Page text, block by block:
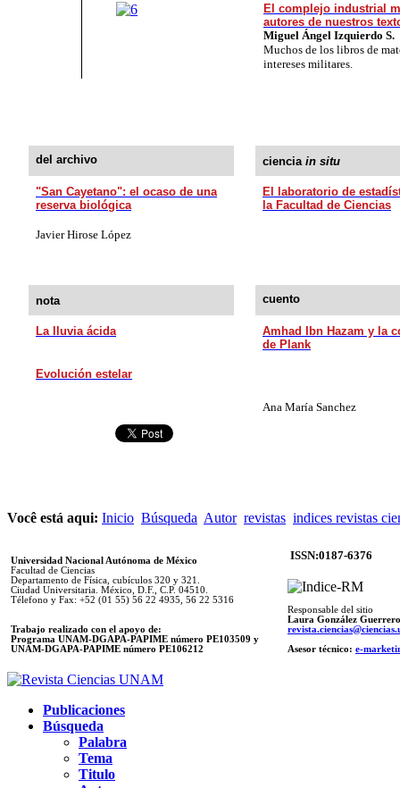
El complejo industrial
autores de nuestros
Miguel Ángel Izquierdo S.
Muchos de los libros de
intereses militares.
del archivo ciencia in situ
"San Cayetano": el ocaso de una
reserva biológica
El laboratorio de
la Facultad de Ciencias
Javier Hirose López
nota cuento
La lluvia ácida
Amhad Ibn Hazam y la
de Plank
Evolución estelar
Ana María Sanchez
Você está aqui: Inicio Búsqueda Autor revistas indices revistas
Universidad Nacional Autónoma de México
Facultad de Ciencias
Departamento de Física, cubículos 320 y 321.
Ciudad Universitaria. México, D.F., C.P. 04510.
Télefono y Fax: +52 (01 55) 56 22 4935, 56 22 5316
Trabajo realizado con el apoyo de:
Programa UNAM-DGAPA-PAPIME número PE103509 y
UNAM-DGAPA-PAPIME número PE106212
ISSN:0187-6376
Responsable del sitio
Laura González Guerrero
Asesor técnico: e-
Publicaciones
Búsqueda
Palabra
Tema
Titulo